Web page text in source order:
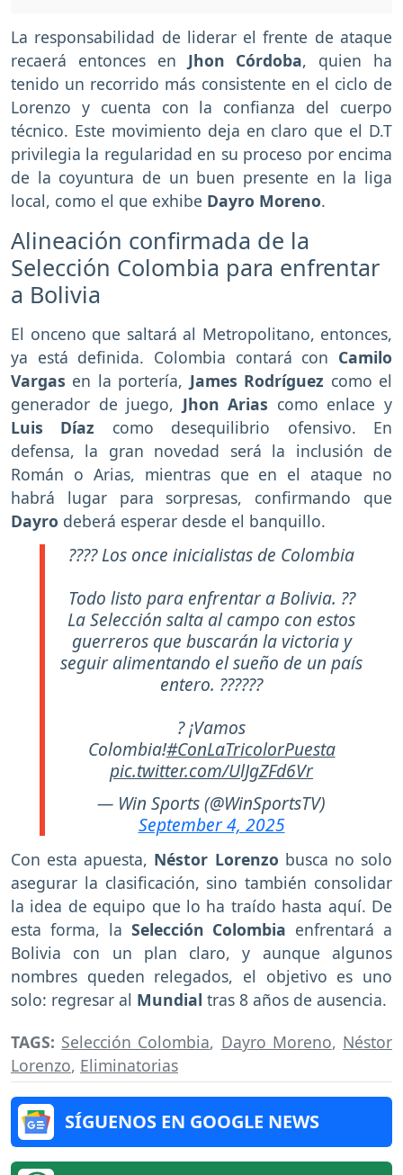
La responsabilidad de liderar el frente de ataque
recaerá entonces en Jhon Córdoba, quien ha
tenido un recorrido más consistente en el ciclo de
Lorenzo y cuenta con la confianza del cuerpo
técnico. Este movimiento deja en claro que el D.T
privilegia la regularidad en su proceso por encima
de la coyuntura de un buen presente en la liga
local, como el que exhibe Dayro Moreno.
Alineación confirmada de la
Selección Colombia para enfrentar
a Bolivia
El onceno que saltará al Metropolitano, entonces,
ya está definida. Colombia contará con Camilo
Vargas en la portería, James Rodríguez como el
generador de juego, Jhon Arias como enlace y
Luis Díaz como desequilibrio ofensivo. En
defensa, la gran novedad será la inclusión de
Román o Arias, mientras que en el ataque no
habrá lugar para sorpresas, confirmando que
Dayro deberá esperar desde el banquillo.
???? Los once inicialistas de Colombia
Todo listo para enfrentar a Bolivia. ??
La Selección salta al campo con estos
guerreros que buscarán la victoria y
seguir alimentando el sueño de un país
entero. ??????
? ¡Vamos
Colombia!#ConLaTricolorPuesta
pic.twitter.com/UlJgZFd6Vr
— Win Sports (@WinSportsTV)
September 4, 2025
Con esta apuesta, Néstor Lorenzo busca no solo
asegurar la clasificación, sino también consolidar
la idea de equipo que lo ha traído hasta aquí. De
esta forma, la Selección Colombia enfrentará a
Bolivia con un plan claro, y aunque algunos
nombres queden relegados, el objetivo es uno
solo: regresar al Mundial tras 8 años de ausencia.
TAGS: Selección Colombia, Dayro Moreno, Néstor
Lorenzo, Eliminatorias
SÍGUENOS EN GOOGLE NEWS